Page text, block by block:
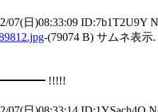
07(日)08:33:09 ID:7b1T2U9Y
-(79074 B) サムネ表示.
!!!!!